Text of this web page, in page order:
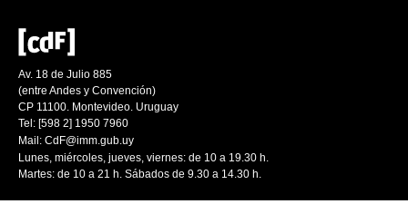
Av. 18 de Julio 885
(entre Andes y Convención)
CP 11100. Montevideo. Uruguay
Tel: [598 2] 1950 7960
Mail: CdF@imm.gub.uy
Lunes, miércoles, jueves, viernes: de 10 a 19.30 h.
Martes: de 10 a 21 h. Sábados de 9.30 a 14.30 h.